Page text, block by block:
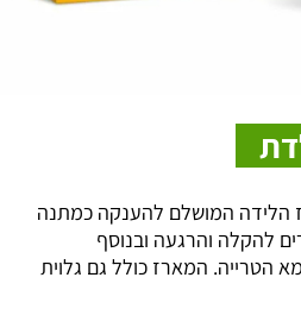
הלידה המושלם להענקה כמתנה
להקלה והרגעה ובנוסף
הטרייה. המארז כולל גם גלוית